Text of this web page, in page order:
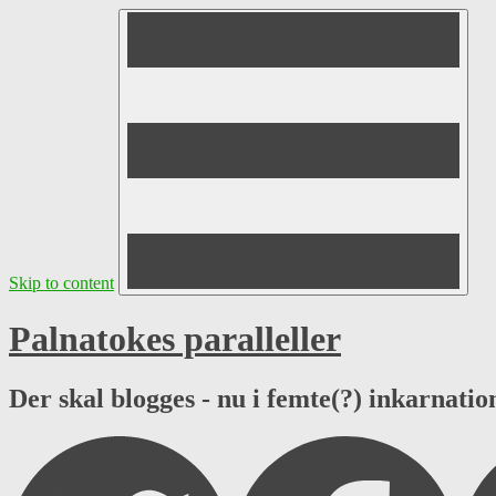
Skip to content
Palnatokes paralleller
Der skal blogges - nu i femte(?)